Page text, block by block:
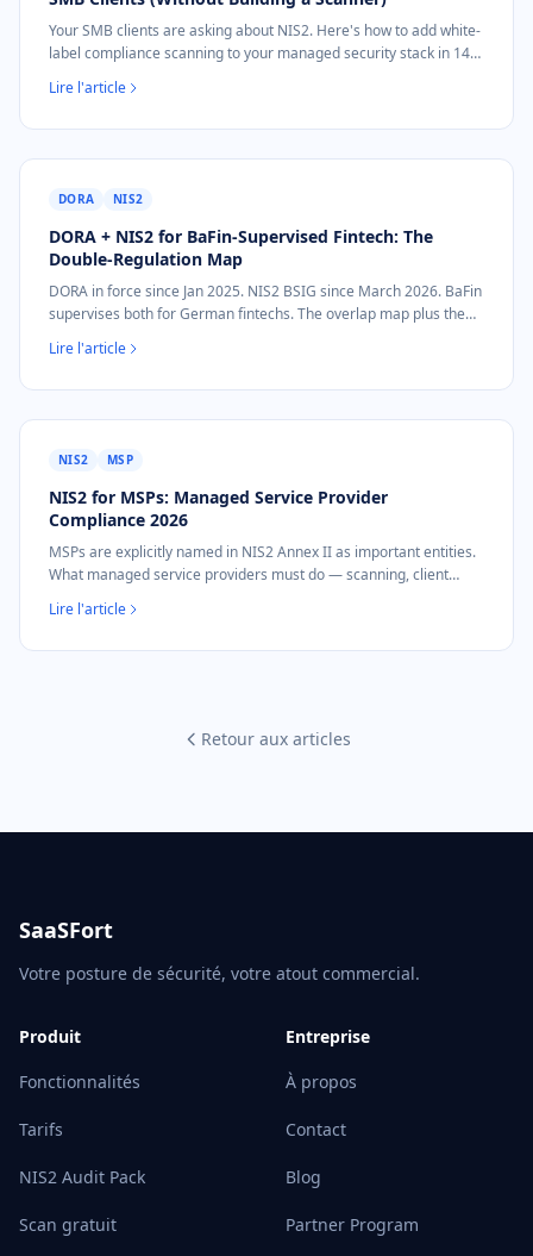
Your SMB clients are asking about NIS2. Here's how to add white-
label compliance scanning to your managed security stack in 14
Lire l'article
DORA NIS2
DORA + NIS2 for BaFin-Supervised Fintech: The
Double-Regulation Map
DORA in force since Jan 2025. NIS2 BSIG since March 2026. BaFin
supervises both for German fintechs. The overlap map plus the
Lire l'article
NIS2 MSP
NIS2 for MSPs: Managed Service Provider
Compliance 2026
MSPs are explicitly named in NIS2 Annex II as important entities.
What managed service providers must do — scanning, client
Lire l'article
Retour aux articles
SaaSFort
Votre posture de sécurité, votre atout commercial.
Produit
Fonctionnalités
Tarifs
NIS2 Audit Pack
Scan gratuit
Entreprise
À propos
Contact
Blog
Partner Program